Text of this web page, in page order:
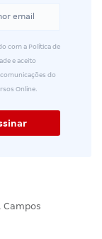
com a Política de
e aceito
do
Online.
Campos